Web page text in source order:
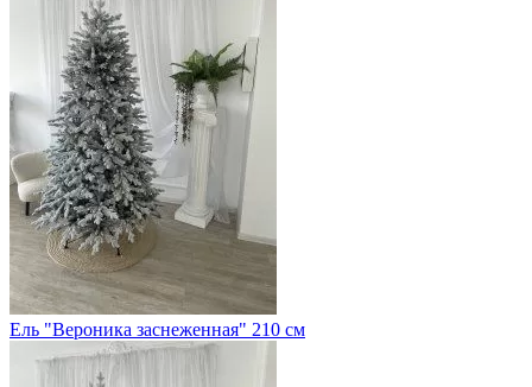
Ель "Вероника заснеженная" 210 см